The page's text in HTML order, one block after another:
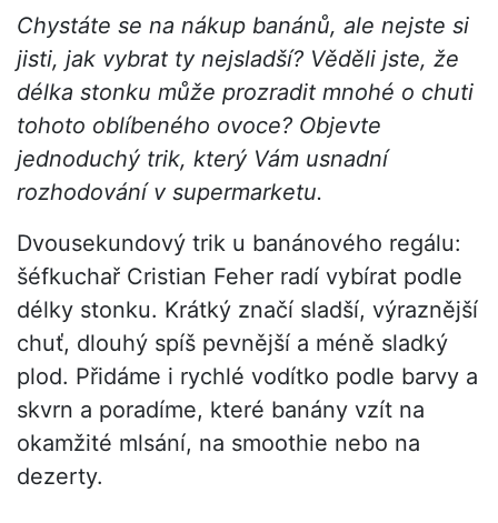
Chystáte se na nákup banánů, ale nejste si
jisti, jak vybrat ty nejsladší? Věděli jste, že
délka stonku může prozradit mnohé o chuti
tohoto oblíbeného ovoce? Objevte
jednoduchý trik, který Vám usnadní
rozhodování v supermarketu.
Dvousekundový trik u banánového regálu:
šéfkuchař Cristian Feher radí vybírat podle
délky stonku. Krátký značí sladší, výraznější
chuť, dlouhý spíš pevnější a méně sladký
plod. Přidáme i rychlé vodítko podle barvy a
skvrn a poradíme, které banány vzít na
okamžité mlsání, na smoothie nebo na
dezerty.